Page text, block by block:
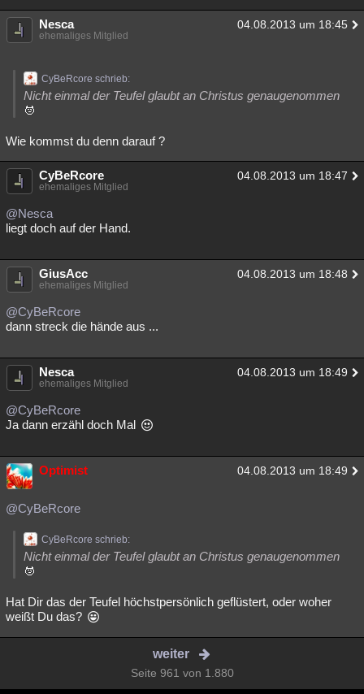
Nesca 04.08.2013 um 18:45
ehemaliges Mitglied
CyBeRcore schrieb:
Nicht einmal der Teufel glaubt an Christus genaugenommen
Wie kommst du denn darauf ?
CyBeRcore 04.08.2013 um 18:47
ehemaliges Mitglied
@Nesca
liegt doch auf der Hand.
GiusAcc 04.08.2013 um 18:48
ehemaliges Mitglied
@CyBeRcore
dann streck die hände aus ...
Nesca 04.08.2013 um 18:49
ehemaliges Mitglied
@CyBeRcore
Ja dann erzähl doch Mal
Optimist 04.08.2013 um 18:49
@CyBeRcore
CyBeRcore schrieb:
Nicht einmal der Teufel glaubt an Christus genaugenommen
Hat Dir das der Teufel höchstpersönlich geflüstert, oder woher
weißt Du das?
weiter
Seite 961 von 1.880